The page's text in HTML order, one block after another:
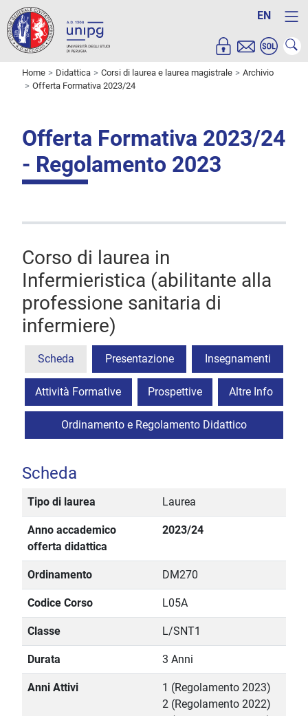
EN
Home Didattica Corsi di laurea e laurea magistrale
Archivio
Offerta Formativa 2023/24
Offerta Formativa 2023/24
- Regolamento 2023
Corso di laurea in
Infermieristica (abilitante alla
professione sanitaria di
infermiere)
Scheda Presentazione Insegnamenti
Attività Formative Prospettive Altre Info
Ordinamento e Regolamento Didattico
Scheda
Tipo di laurea Laurea
Anno accademico
offerta didattica
2023/24
Ordinamento DM270
Codice Corso L05A
Classe L/SNT1
Durata 3 Anni
Anni Attivi
1 (Regolamento 2023)
2 (Regolamento 2022)